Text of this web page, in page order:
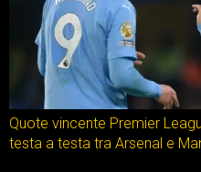
Quote vincente Premier
testa a testa tra Arsenal e